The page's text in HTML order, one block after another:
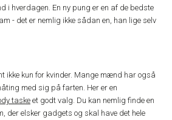
i hverdagen. En ny pung er en af de bedste
- det er nemlig ikke sådan en, han lige selv
ikke kun for kvinder. Mange mænd har også
med sig på farten. Her er en
taskeet godt valg. Du kan nemlig finde en
der elsker gadgets og skal have det hele